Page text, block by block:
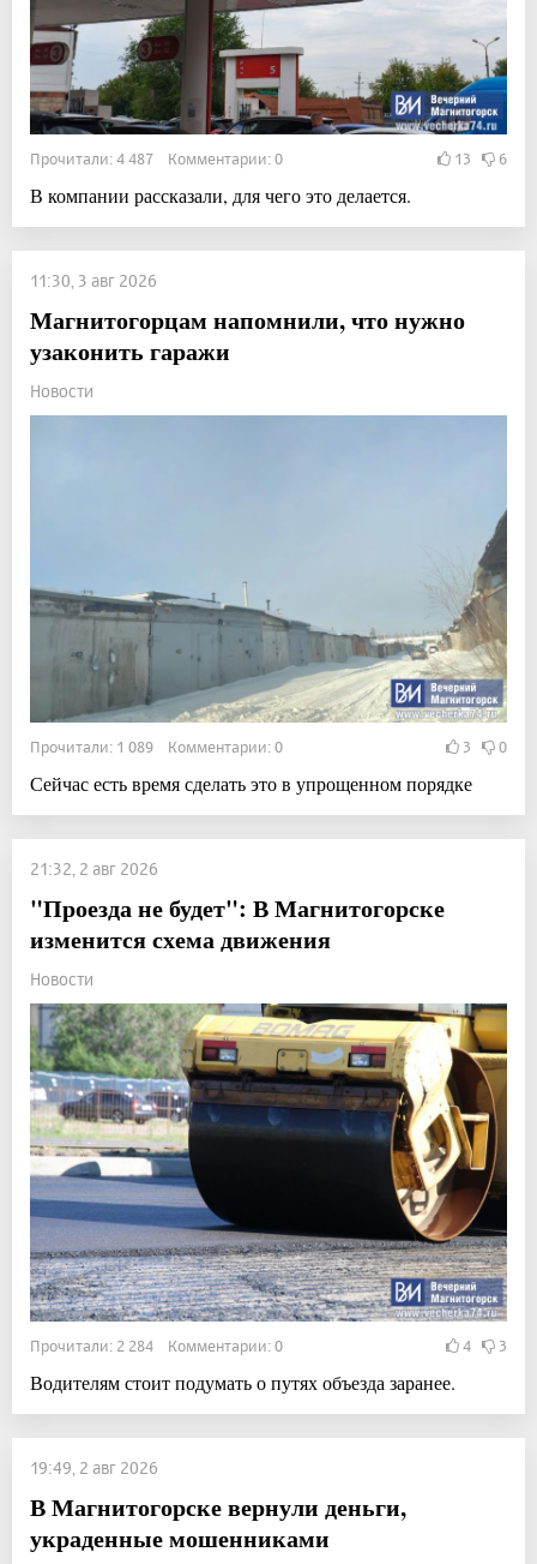
Прочитали: 4 487 Комментарии: 0 13 6
В компании рассказали, для чего это делается.
11:30, 3 авг 2026
Магнитогорцам напомнили, что нужно
узаконить гаражи
Новости
Прочитали: 1 089 Комментарии: 0 3 0
Сейчас есть время сделать это в упрощенном порядке
21:32, 2 авг 2026
"Проезда не будет": В Магнитогорске
изменится схема движения
Новости
Прочитали: 2 284 Комментарии: 0 4 3
Водителям стоит подумать о путях объезда заранее.
19:49, 2 авг 2026
В Магнитогорске вернули деньги,
украденные мошенниками